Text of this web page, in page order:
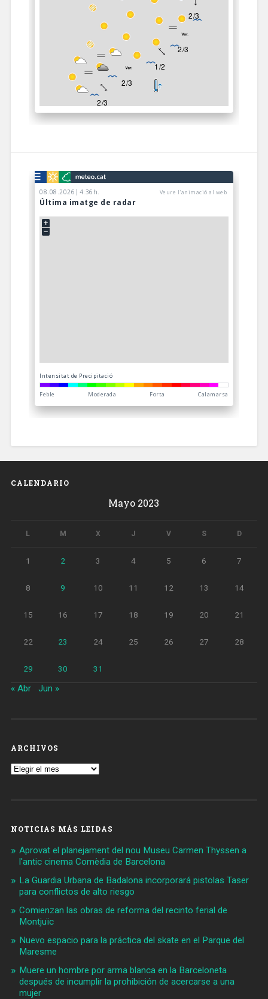
CALENDARIO
Mayo 2023
L M X J V S D
1 2 3 4 5 6 7
8 9 10 11 12 13 14
15 16 17 18 19 20 21
22 23 24 25 26 27 28
29 30 31
« Abr Jun »
ARCHIVOS
Archivos
NOTICIAS MÁS LEIDAS
Aprovat el planejament del nou Museu Carmen Thyssen a
l'antic cinema Comèdia de Barcelona
La Guardia Urbana de Badalona incorporará pistolas Taser
para conflictos de alto riesgo
Comienzan las obras de reforma del recinto ferial de
Montjuïc
Nuevo espacio para la práctica del skate en el Parque del
Maresme
Muere un hombre por arma blanca en la Barceloneta
después de incumplir la prohibición de acercarse a una
mujer